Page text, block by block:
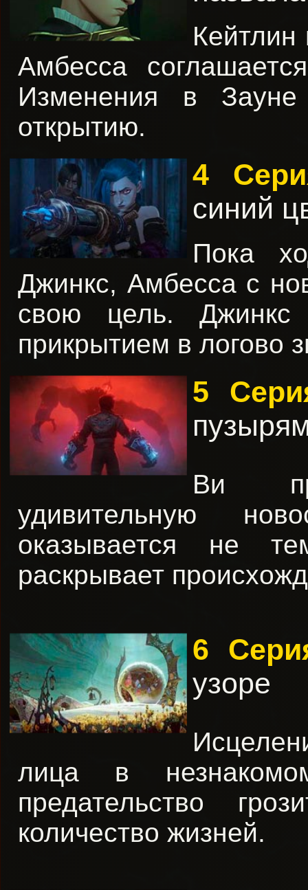
Кейтлин
Амбесса
Изменения в
открытию.
4
синий
Пока
Джинкс, Амбесса с
свою цель.
прикрытием в логово
5
Ви
удивительную
оказывается не
раскрывает
6
узоре
лица в
предательство
количество жизней.